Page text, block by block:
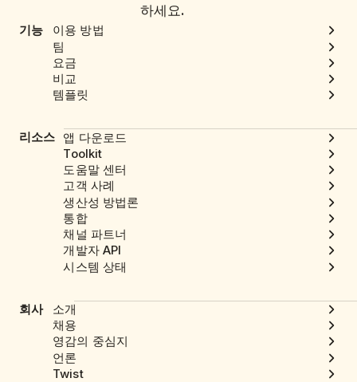
하세요.
기능
이용 방법
팀
요금
비교
템플릿
리소스 앱 다운로드
Toolkit
도움말 센터
고객 사례
생산성 방법론
통합
채널 파트너
개발자 API
시스템 상태
회사
소개
채용
영감의 중심지
언론
Twist